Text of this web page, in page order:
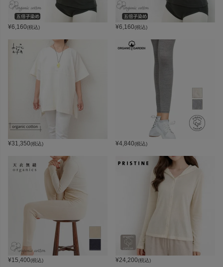
¥6,160(税込) ¥6,160(税込)
¥31,350(税込) ¥4,840(税込)
¥15,400(税込) ¥24,200(税込)